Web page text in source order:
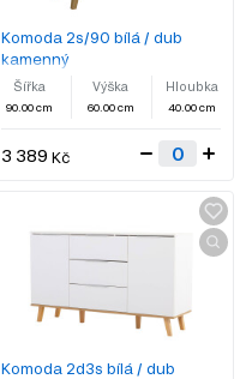
Komoda 2s/90 bílá / dub
kamenný
Šířka
90.00 cm
Výška
60.00 cm
Hloubka
40.00 cm
3 389 Kč
Komoda 2d3s bílá / dub